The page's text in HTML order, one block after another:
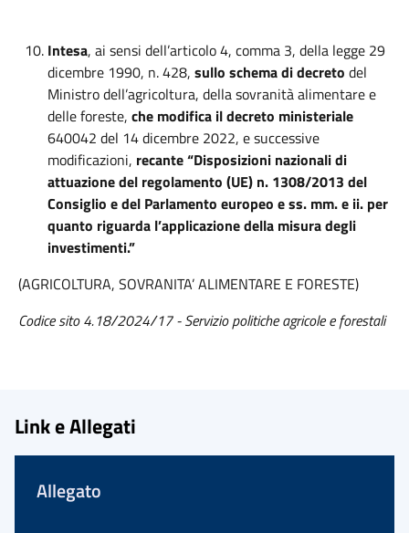
Intesa, ai sensi dell’articolo 4, comma 3, della legge 29
dicembre 1990, n. 428, sullo schema di decreto del
Ministro dell’agricoltura, della sovranità alimentare e
delle foreste, che modifica ildecreto ministeriale
640042 del 14 dicembre 2022, e successive
modificazioni, recante “Disposizioni nazionali di
attuazione del regolamento (UE) n. 1308/2013 del
Consiglio e del Parlamento europeo e ss. mm. e ii. per
quanto riguarda l’applicazione della misura degli
investimenti.”
(AGRICOLTURA, SOVRANITA’ ALIMENTARE E FORESTE)
Codice sito 4.18/2024/17 - Servizio politiche agricole e forestali
Link e Allegati
Allegato